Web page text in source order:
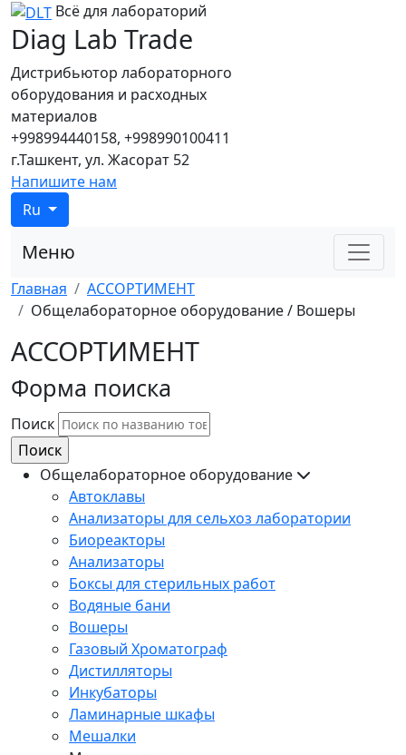
Всё для лабораторий
Diag Lab Trade
Дистрибьютор лабораторного
оборудования и расходных
материалов
+998994440158, +998990100411
г.Ташкент, ул. Жасорат 52
Напишите нам
Ru
Меню
Главная
АССОРТИМЕНТ
Общелабораторное оборудование / Вошеры
АССОРТИМЕНТ
Форма поиска
Поиск
Общелабораторное оборудование
Автоклавы
Анализаторы для сельхоз лаборатории
Биореакторы
Анализаторы
Боксы для стерильных работ
Водяные бани
Вошеры
Газовый Хроматограф
Дистилляторы
Инкубаторы
Ламинарные шкафы
Мешалки